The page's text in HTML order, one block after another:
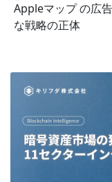
Appleマップ の広
な戦略の正体